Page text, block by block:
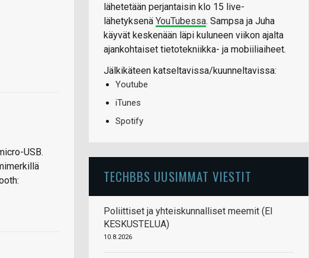
USB.
lähetetään perjantaisin klo 15 live-
lähetyksenä YouTubessa. Sampsa ja Juha
käyvät keskenään läpi kuluneen viikon ajalta
ajankohtaiset tietotekniikka- ja mobiiliaiheet.
Jälkikäteen katseltavissa/kuunneltavissa:
Youtube
iTunes
Spotify
TECHBBS UUSIMMAT VIESTIT
Poliittiset ja yhteiskunnalliset meemit (EI
KESKUSTELUA)
10.8.2026